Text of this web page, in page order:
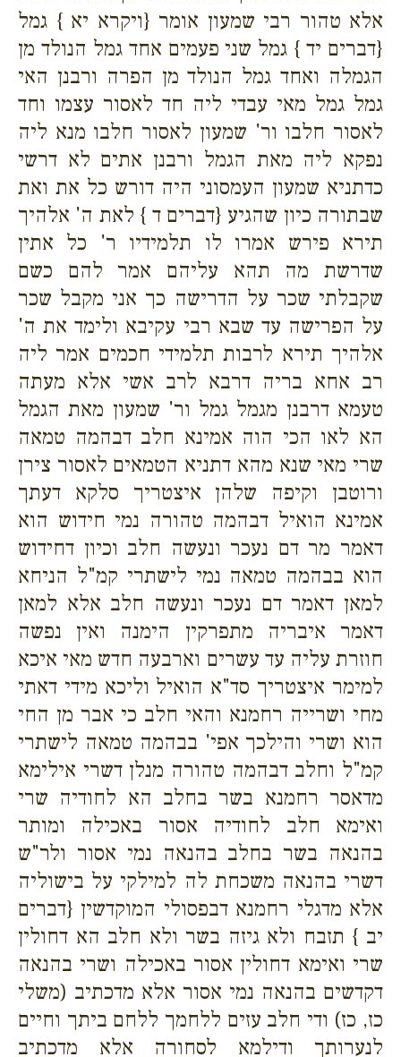
אלא טהור רבי שמעון אומר {ויקרא יא } גמל
{דברים יד } גמל שני פעמים אחד גמל הנולד מן
הגמלה ואחד גמל הנולד מן הפרה ורבנן האי
גמל גמל מאי עבדי ליה חד לאסור עצמו וחד
לאסור חלבו ור' שמעון לאסור חלבו מנא ליה
נפקא ליה מאת הגמל ורבנן אתים לא דרשי
כדתניא שמעון העמסוני היה דורש כל את ואת
שבתורה כיון שהגיע {דברים ד } לאת ה' אלהיך
תירא פירש אמרו לו תלמידיו ר' כל אתין
שדרשת מה תהא עליהם אמר להם כשם
שקבלתי שכר על הדרישה כך אני מקבל שכר
על הפרישה עד שבא רבי עקיבא ולימד את ה'
אלהיך תירא לרבות תלמידי חכמים אמר ליה
רב אחא בריה דרבא לרב אשי אלא מעתה
טעמא דרבנן מגמל גמל ור' שמעון מאת הגמל
הא לאו הכי הוה אמינא חלב דבהמה טמאה
שרי מאי שנא מהא דתניא הטמאים לאסור צירן
ורוטבן וקיפה שלהן איצטריך סלקא דעתך
אמינא הואיל דבהמה טהורה נמי חידוש הוא
דאמר מר דם נעכר ונעשה חלב וכיון דחידוש
הוא בבהמה טמאה נמי לישתרי קמ"ל הניחא
למאן דאמר דם נעכר ונעשה חלב אלא למאן
דאמר איבריה מתפרקין הימנה ואין נפשה
חוזרת עליה עד עשרים וארבעה חדש מאי איכא
למימר איצטריך סד"א הואיל וליכא מידי דאתי
מחי ושרייה רחמנא והאי חלב כי אבר מן החי
הוא ושרי והילכך אפי' בבהמה טמאה לישתרי
קמ"ל וחלב דבהמה טהורה מנלן דשרי אילימא
מדאסר רחמנא בשר בחלב הא לחודיה שרי
ואימא חלב לחודיה אסור באכילה ומותר
בהנאה בשר בחלב בהנאה נמי אסור ולר"ש
דשרי בהנאה משכחת לה למילקי על בישוליה
אלא מדגלי רחמנא דבפסולי המוקדשין {דברים
יב } תזבח ולא גיזה בשר ולא חלב הא דחולין
שרי ואימא דחולין אסור באכילה ושרי בהנאה
דקדשים בהנאה נמי אסור אלא מדכתיב (משלי
כז, כז) ודי חלב עזים ללחמך ללחם ביתך וחיים
לנערותך ודילמא לסחורה אלא מדכתיב